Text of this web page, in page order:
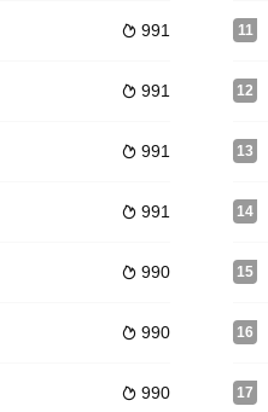
 991
 991
 991
 991
 990
 990
 990
11
12
13
14
15
16
17